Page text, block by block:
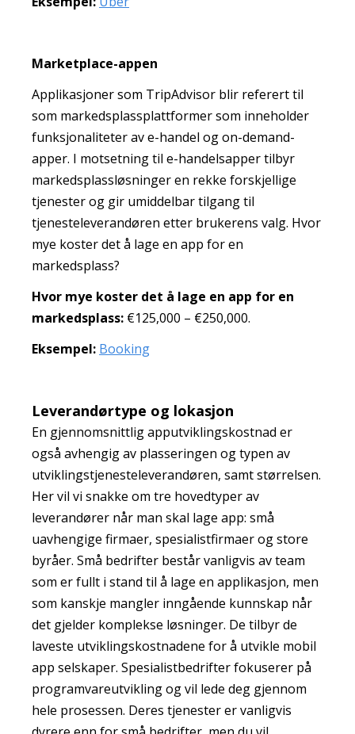
Marketplace-appen
Applikasjoner som TripAdvisor blir referert til
som markedsplassplattformer som inneholder
funksjonaliteter av e-handel og on-demand-
apper. I motsetning til e-handelsapper tilbyr
markedsplassløsninger en rekke forskjellige
tjenester og gir umiddelbar tilgang til
tjenesteleverandøren etter brukerens valg. Hvor
mye koster det å lage en app for en
markedsplass?
Hvor mye koster det å lage en app for en
markedsplass: €125,000 – €250,000.
Eksempel: Booking
Leverandørtype og lokasjon
En gjennomsnittlig apputviklingskostnad er
også avhengig av plasseringen og typen av
utviklingstjenesteleverandøren, samt størrelsen.
Her vil vi snakke om tre hovedtyper av
leverandører når man skal lage app: små
uavhengige firmaer, spesialistfirmaer og store
byråer. Små bedrifter består vanligvis av team
som er fullt i stand til å lage en applikasjon, men
som kanskje mangler inngående kunnskap når
det gjelder komplekse løsninger. De tilbyr de
laveste utviklingskostnadene for å utvikle mobil
app selskaper. Spesialistbedrifter fokuserer på
programvareutvikling og vil lede deg gjennom
hele prosessen. Deres tjenester er vanligvis